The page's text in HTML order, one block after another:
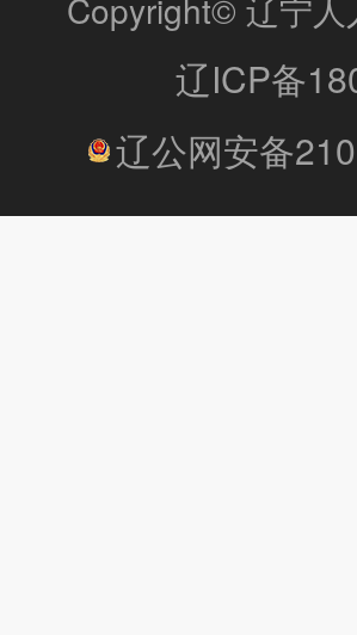
Copyright© 辽宁
辽ICP备
辽公网安备